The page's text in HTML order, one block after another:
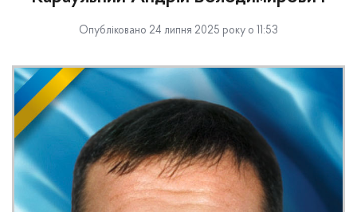
Опубліковано 24 липня 2025 року о 11:53